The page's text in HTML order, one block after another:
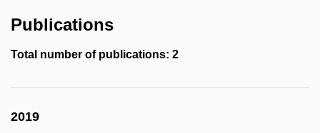
Publications
Total number of publications: 2
2019